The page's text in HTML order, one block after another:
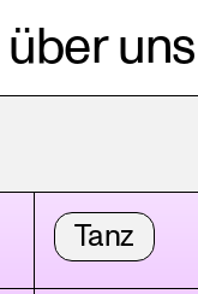
über uns
Tanz